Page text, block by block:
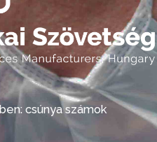
csúnya számok